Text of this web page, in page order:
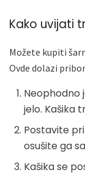
Kako uvijati
Možete kupiti
Ovde dolazi
Neophodno
jelo. Kašika
Postavite
osušite ga
Kašika se